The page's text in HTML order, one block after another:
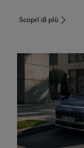
Scopri di più